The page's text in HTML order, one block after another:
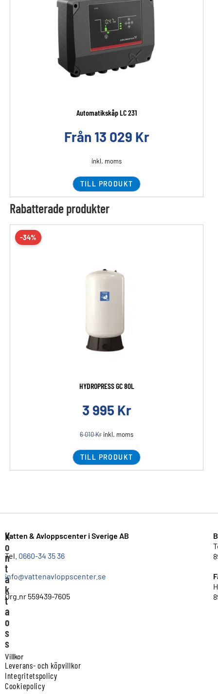
Automatikskåp LC 231
Från 13 029 Kr
inkl. moms
TILL PRODUKT
Rabatterade produkter
-34%
HYDROPRESS GC 80L
3 995 Kr
6 010Kr inkl. moms
TILL PRODUKT
K
o
n
t
a
k
t
a
o
s
s
Vatten & Avloppscenter i Sverige AB
Tel. 0660-34 35 36
info@vattenavloppscenter.se
Org.nr 559439-7605
Villkor
Leverans- och köpvillkor
Integritetspolicy
Cookiepolicy